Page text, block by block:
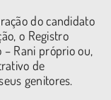
do candidato
o Registro
Rani próprio ou,
de
genitores.